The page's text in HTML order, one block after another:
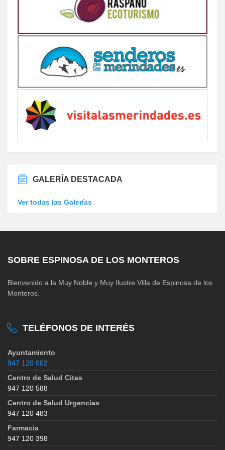
GALERÍA DESTACADA
Ver todas las Galerías
SOBRE ESPINOSA DE LOS MONTEROS
Bienvenido a la Muy Noble y Muy Ilustre Villa de Espinosa de los
Monteros.
TELÉFONOS DE INTERÉS
Ayuntamiento
947 120 002
Centro de Salud Citas
947 120 588
Centro de Salud Urgencias
947 120 483
Farmacia
947 120 398